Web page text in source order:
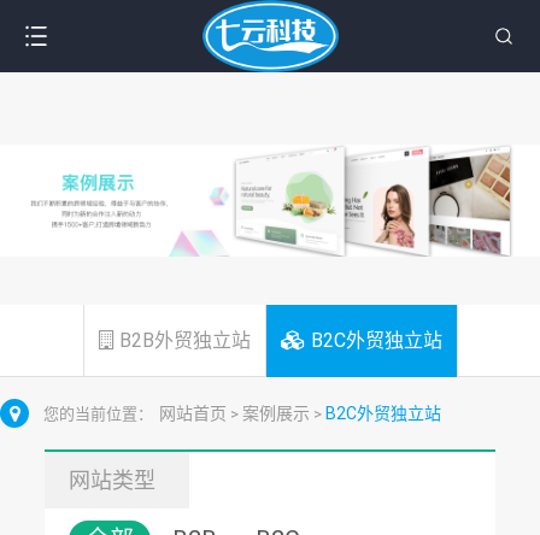
B2B外贸独立站 B2C外贸独立站
您的当前位置： 网站首页 > 案例展示 > B2C外贸独立站
网站类型